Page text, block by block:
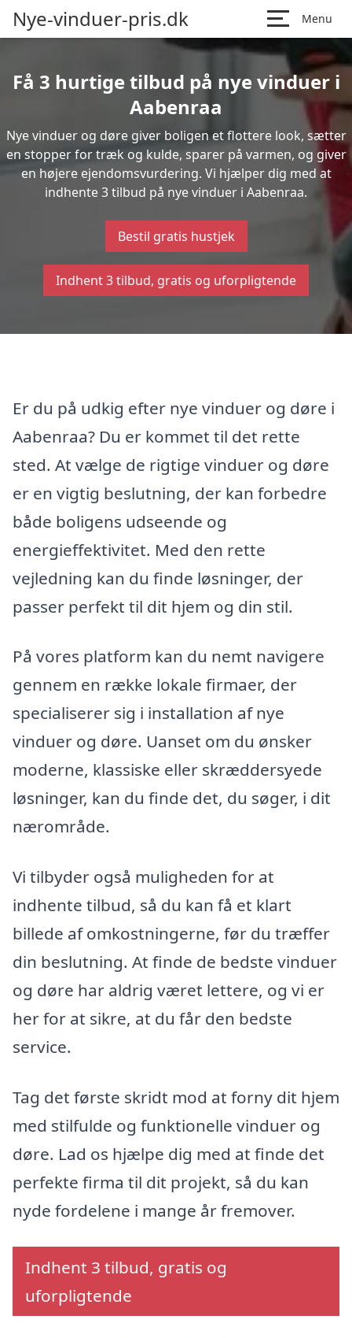
Nye-vinduer-pris.dk Menu
Få 3 hurtige tilbud på nye vinduer i
Aabenraa
Nye vinduer og døre giver boligen et flottere look, sætter
en stopper for træk og kulde, sparer på varmen, og giver
en højere ejendomsvurdering. Vi hjælper dig med at
indhente 3 tilbud på nye vinduer i Aabenraa.
Bestil gratis hustjek
Indhent 3 tilbud, gratis og uforpligtende
Er du på udkig efter nye vinduer og døre i
Aabenraa? Du er kommet til det rette
sted. At vælge de rigtige vinduer og døre
er en vigtig beslutning, der kan forbedre
både boligens udseende og
energieffektivitet. Med den rette
vejledning kan du finde løsninger, der
passer perfekt til dit hjem og din stil.
På vores platform kan du nemt navigere
gennem en række lokale firmaer, der
specialiserer sig i installation af nye
vinduer og døre. Uanset om du ønsker
moderne, klassiske eller skræddersyede
løsninger, kan du finde det, du søger, i dit
nærområde.
Vi tilbyder også muligheden for at
indhente tilbud, så du kan få et klart
billede af omkostningerne, før du træffer
din beslutning. At finde de bedste vinduer
og døre har aldrig været lettere, og vi er
her for at sikre, at du får den bedste
service.
Tag det første skridt mod at forny dit hjem
med stilfulde og funktionelle vinduer og
døre. Lad os hjælpe dig med at finde det
perfekte firma til dit projekt, så du kan
nyde fordelene i mange år fremover.
Indhent 3 tilbud, gratis og
uforpligtende